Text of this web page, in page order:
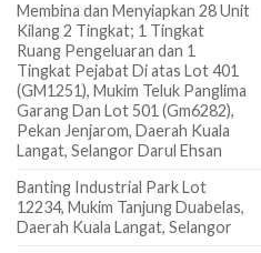
Membina dan Menyiapkan 28 Unit
Kilang 2 Tingkat; 1 Tingkat
Ruang Pengeluaran dan 1
Tingkat Pejabat Di atas Lot 401
(GM1251), Mukim Teluk Panglima
Garang Dan Lot 501 (Gm6282),
Pekan Jenjarom, Daerah Kuala
Langat, Selangor Darul Ehsan
Banting Industrial Park Lot
12234, Mukim Tanjung Duabelas,
Daerah Kuala Langat, Selangor